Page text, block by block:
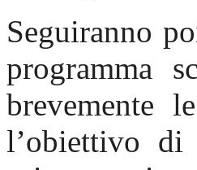
Seguiranno
programma
brevemente
l’obiettivo di